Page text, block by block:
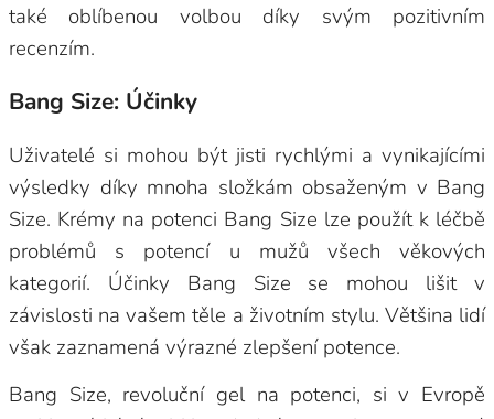
také oblíbenou volbou díky svým pozitivním
recenzím.
Bang Size: Účinky
Uživatelé si mohou být jisti rychlými a vynikajícími
výsledky díky mnoha složkám obsaženým v Bang
Size. Krémy na potenci Bang Size lze použít k léčbě
problémů s potencí u mužů všech věkových
kategorií. Účinky Bang Size se mohou lišit v
závislosti na vašem těle a životním stylu. Většina lidí
však zaznamená výrazné zlepšení potence.
Bang Size, revoluční gel na potenci, si v Evropě